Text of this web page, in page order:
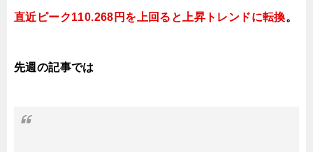
直近ピーク110.268円を上回ると 上昇トレンドに転換。
先週の記事では